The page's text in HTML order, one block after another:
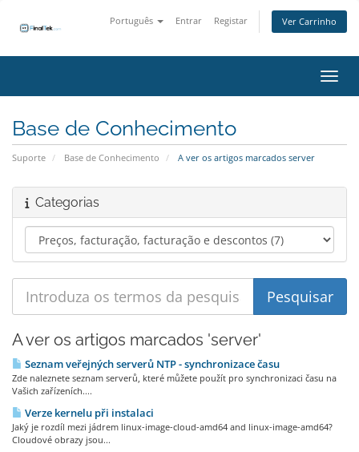
Português Entrar Registar Ver Carrinho
Base de Conhecimento
Suporte Base de Conhecimento A ver os artigos marcados server
Categorias
A ver os artigos marcados 'server'
Seznam veřejných serverů NTP - synchronizace času
Zde naleznete seznam serverů, které můžete použít pro synchronizaci času na
Vašich zařízeních....
Verze kernelu při instalaci
Jaký je rozdíl mezi jádrem linux-image-cloud-amd64 and linux-image-amd64?
Cloudové obrazy jsou...